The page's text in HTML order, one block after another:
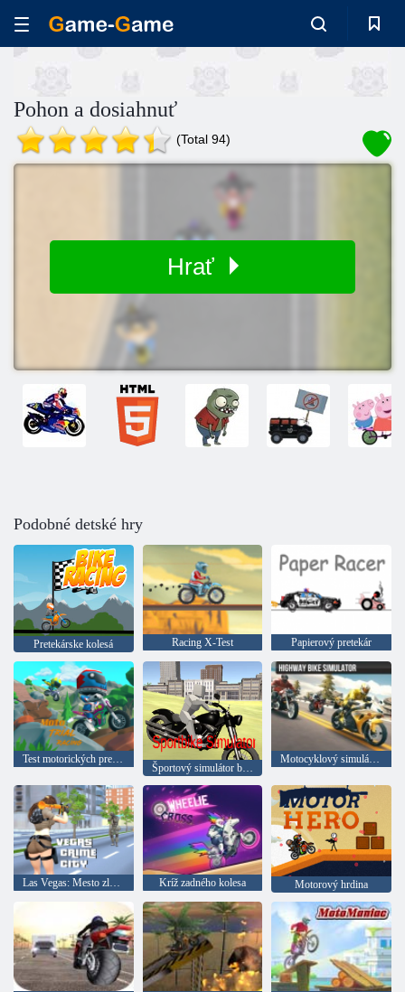
Pohon a dosiahnuť
(Total 94)
Hrať
Podobné detské hry
Pretekárske kolesá Racing X-Test Papierový pretekár
Test motorických pretekov
Športový simulátor bicykla
Motocyklový simulátor na diaľnici
Las Vegas: Mesto zločinov Kríž zadného kolesa Motorový hrdina